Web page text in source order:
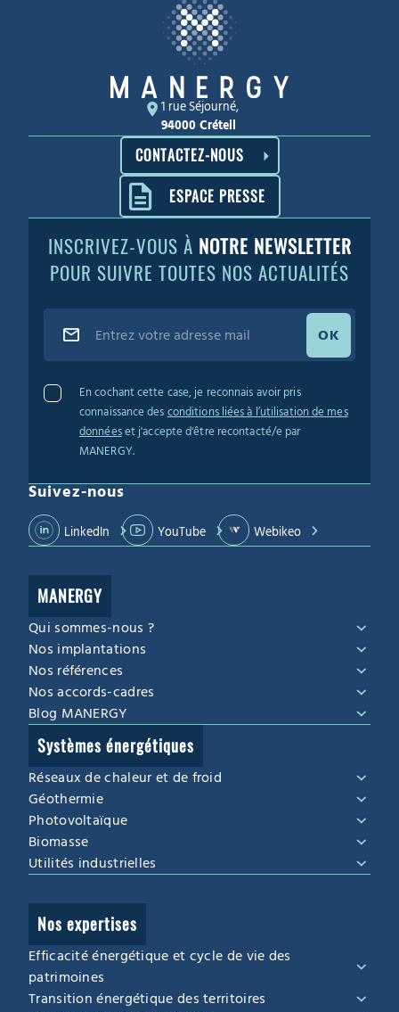
1 rue Séjourné,
94000 Créteil
CONTACTEZ-NOUS
ESPACE PRESSE
INSCRIVEZ-VOUS À NOTRE NEWSLETTER
POUR SUIVRE TOUTES NOS ACTUALITÉS
OK
En cochant cette case, je reconnais avoir pris
connaissance des conditions liées à l’utilisation de mes
donnéeset j'accepte d'être recontacté/e par
MANERGY.
Suivez-nous
LinkedIn YouTube Webikeo
MANERGY
Qui sommes-nous ?
Nos implantations
Nos références
Nos accords-cadres
Blog MANERGY
Systèmes énergétiques
Réseaux de chaleur et de froid
Géothermie
Photovoltaïque
Biomasse
Utilités industrielles
Nos expertises
Efficacité énergétique et cycle de vie des
patrimoines
Transition énergétique des territoires